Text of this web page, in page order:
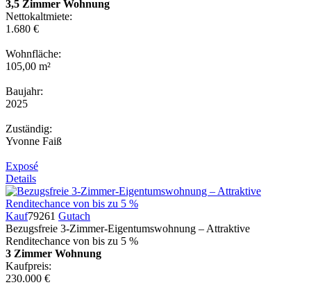
3,5 Zimmer Wohnung
Nettokaltmiete:
1.680 €
Wohnfläche:
105,00 m²
Baujahr:
2025
Zuständig:
Yvonne Faiß
Exposé
Details
Kauf79261 Gutach
Bezugsfreie 3-Zimmer-Eigentumswohnung – Attraktive
Renditechance von bis zu 5 %
3 Zimmer Wohnung
Kaufpreis:
230.000 €